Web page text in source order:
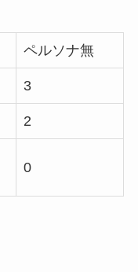
ペルソナ無
3
2
0